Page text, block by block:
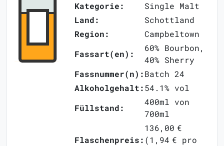
Kategorie:
Single Malt
Land:
Schottland
Region:
Campbeltown
Fassart(en):
60% Bourbon,
40% Sherry
Fassnummer(n):Batch 24
Alkoholgehalt:54.1% vol
Füllstand:
400ml von
700ml
Flaschenpreis:
136,00 €
(1,94 € pro